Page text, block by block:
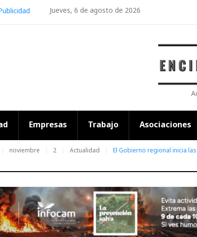
Jueves, 6 de agosto de 2026
Empresas Trabajo Asociaciones
noviembre 2 Actualidad El Gobierno regional inicia